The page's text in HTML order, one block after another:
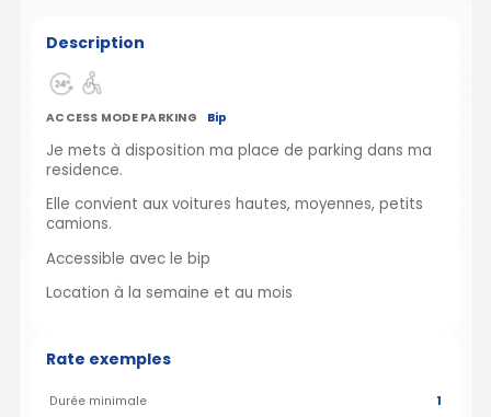
Description
ACCESS MODE PARKING Bip
Je mets à disposition ma place de parking dans ma
residence.
Elle convient aux voitures hautes, moyennes, petits
camions.
Accessible avec le bip
Location à la semaine et au mois
Rate exemples
Durée minimale 1